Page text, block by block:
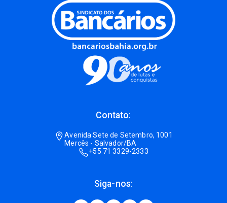
Contato:
Avenida Sete de Setembro, 1001
Mercês - Salvador/BA
+55 71 3329-2333
Siga-nos: